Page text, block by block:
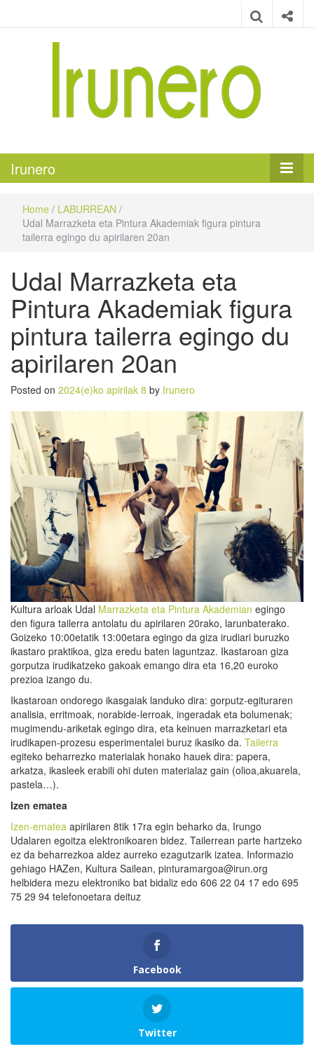
Irunero
Home / LABURREAN /
Udal Marrazketa eta Pintura Akademiak figura pintura
tailerra egingo du apirilaren 20an
Udal Marrazketa eta
Pintura Akademiak figura
pintura tailerra egingo du
apirilaren 20an
Posted on 2024(e)ko apirilak 8 by Irunero
Kultura arloak Udal Marrazketa eta Pintura Akademian egingo
den figura tailerra antolatu du apirilaren 20rako, larunbaterako.
Goizeko 10:00etatik 13:00etara egingo da giza irudiari buruzko
ikastaro praktikoa, giza eredu baten laguntzaz. Ikastaroan giza
gorputza irudikatzeko gakoak emango dira eta 16,20 euroko
prezioa izango du.
Ikastaroan ondorego ikasgaiak landuko dira: gorputz-egituraren
analisia, erritmoak, norabide-lerroak, ingeradak eta bolumenak;
mugimendu-ariketak egingo dira, eta keinuen marrazketari eta
irudikapen-prozesu esperimentalei buruz ikasiko da. Tailerra
egiteko beharrezko materialak honako hauek dira: papera,
arkatza, ikasleek erabili ohi duten materialaz gain (olioa,akuarela,
pastela…).
Izen ematea
Izen-ematea apirilaren 8tik 17ra egin beharko da, Irungo
Udalaren egoitza elektronikoaren bidez. Tailerrean parte hartzeko
ez da beharrezkoa aldez aurreko ezagutzarik izatea. Informazio
gehiago HAZen, Kultura Sailean, pinturamargoa@irun.org
helbidera mezu elektroniko bat bidaliz edo 606 22 04 17 edo 695
75 29 94 telefonoetara deituz
Facebook
Twitter